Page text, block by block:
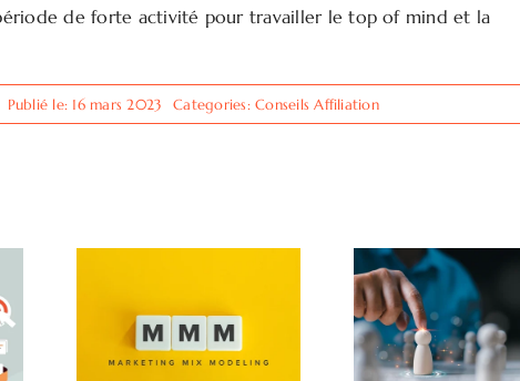
de forte activité pour travailler le top of mind et la
Publié le: 16 mars 2023 Categories:Conseils Affiliation